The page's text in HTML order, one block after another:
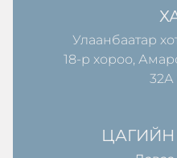
Улаанбаатар
18-р хороо,
32А